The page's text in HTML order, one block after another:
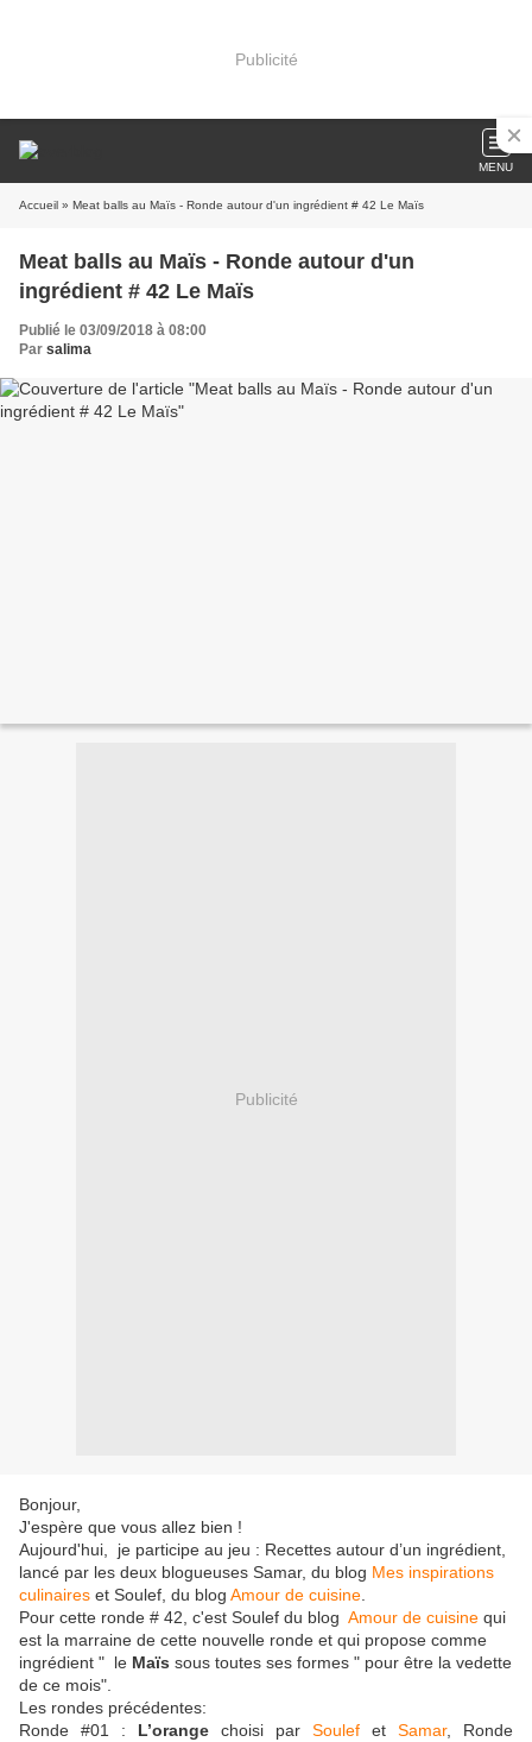
Publicité
MENU
Accueil » Meat balls au Maïs - Ronde autour d'un ingrédient # 42 Le Maïs
Meat balls au Maïs - Ronde autour d'un
ingrédient # 42 Le Maïs
Publié le 03/09/2018 à 08:00
Par salima
Publicité
Bonjour,
J'espère que vous allez bien !
Aujourd'hui, je participe au jeu : Recettes autour d’un ingrédient,
lancé par les deux blogueuses Samar, du blog Mes inspirations
culinaires et Soulef, du blog Amour de cuisine
Pour cette ronde # 42, c'est Soulef du blog Amour de cuisine qui
est la marraine de cette nouvelle ronde et qui propose comme
ingrédient " le Maïs sous toutes ses formes " pour être la vedette
de ce mois".
Les rondes précédentes:
Ronde #01 : L’orange choisi par Soulef et Samar, Ronde